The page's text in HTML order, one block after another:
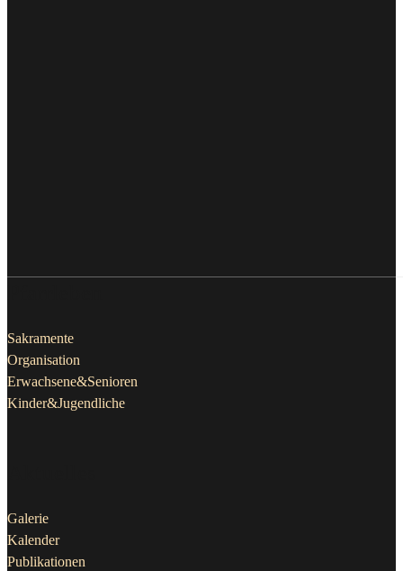
Sakramente
Organisation
Erwachsene&Senioren
Kinder&Jugendliche
Galerie
Kalender
Publikationen